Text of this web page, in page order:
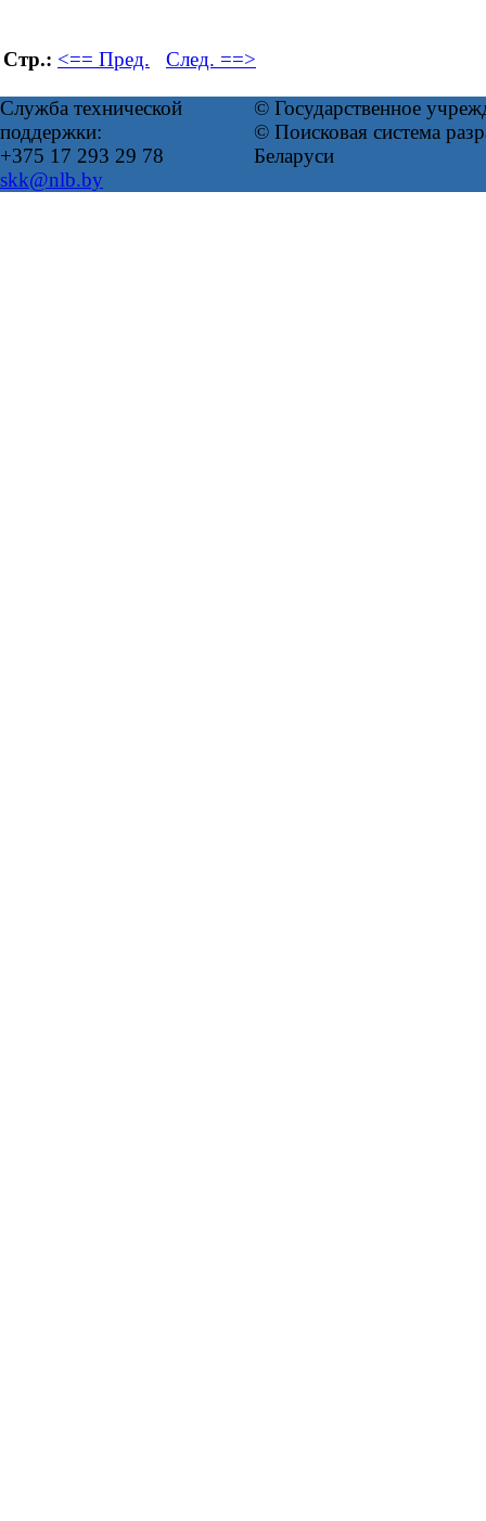
Стр.: <== Пред. След. ==>
Служба технической
поддержки:
+375 17 293 29 78
skk@nlb.by
© Государственное
© Поисковая система
Беларуси